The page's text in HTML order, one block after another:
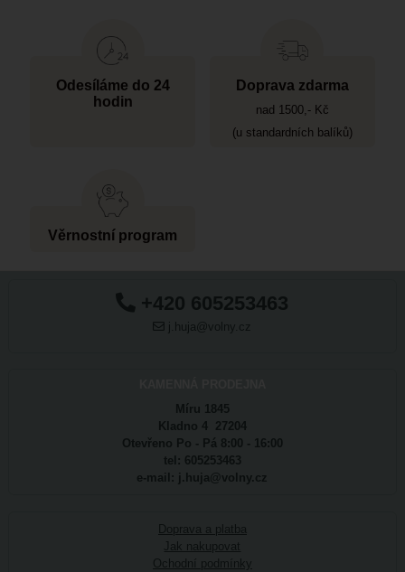
Odesíláme do 24
hodin
Doprava zdarma
nad 1500,- Kč
(u standardních balíků)
Věrnostní program
+420 605253463
j.huja@volny.cz
Míru 1845
Kladno 4 27204
Otevřeno Po - Pá 8:00 - 16:00
tel: 605253463
e-mail: j.huja@volny.cz
Doprava a platba
Jak nakupovat
Ochodní podmínky